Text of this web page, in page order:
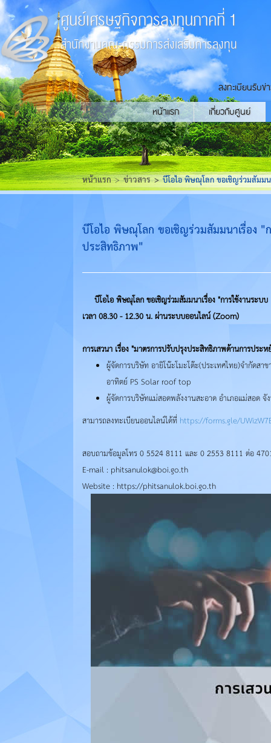
ศูนย์เศรษฐกิจการลงทุนภาคที่ 1
สำนักงานคณะกรรมการส่งเสริมการลงทุน
ลงทะเบียนรับข่
หน้าแรก
เกี่ยวกับศูนย์
หน้าแรก ข่าวสาร บีโอไอ พิษณุโลก ขอเชิญร่วมสัมมน
บีโอไอ พิษณุโลก ขอเชิญร่วมสัมมนาเรื่อง "
ประสิทธิภาพ"
บีโอไอ พิษณุโลก ขอเชิญร่วมสัมมนาเรื่อง "การใช้งานระ
เวลา 08.30 - 12.30 น. ผ่านระบบออนไลน์ (Zoom)
การเสวนา เรื่อง "มาตรการปรับปรุงประสิทธิภาพด้านการปร
ผู้จัดการบริษัท อายิโน๊ะโมะโต๊ะ(ประเทศไทย)จำกัดสา
อาทิตย์ PS Solar roof top
ผู้จัดการบริษัทแม่สอดพลังงานสะอาด อำเภอแม่สอด
สามารถลงทะเบียนออนไลน์ได้ที่ https://forms.gle/
สอบถามข้อมูลโทร 0 5524 8111 และ 0 2553 8111 ต่อ
E-mail : phitsanulok@boi.go.th
Website : https://phitsanulok.boi.go.th